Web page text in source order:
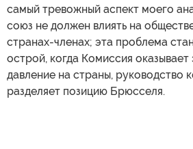
самый тревожный аспект моего
союз не должен влиять на
странах-членах; эта проблема
острой, когда Комиссия
давление на страны, руководство
разделяет позицию Брюсселя.